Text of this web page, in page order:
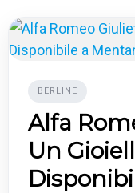
BERLINE
Alfa
Un